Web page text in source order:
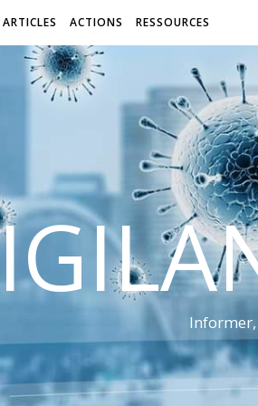
ARTICLES ACTIONS RESSOURCES